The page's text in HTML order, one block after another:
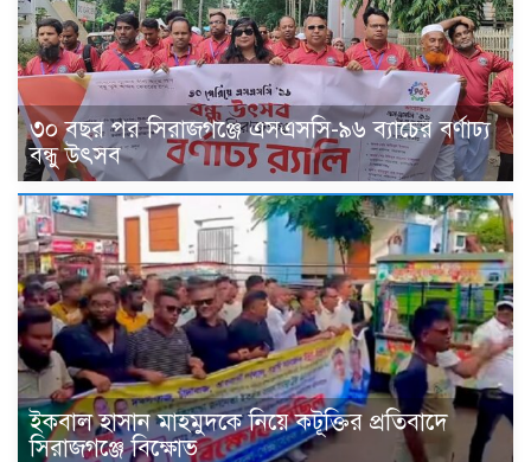
৩০ বছর পর সিরাজগঞ্জে এসএসসি-৯৬ ব্যাচের বর্ণাঢ্য
বন্ধু উৎসব
ইকবাল হাসান মাহমুদকে নিয়ে কটূক্তির প্রতিবাদে
সিরাজগঞ্জে বিক্ষোভ